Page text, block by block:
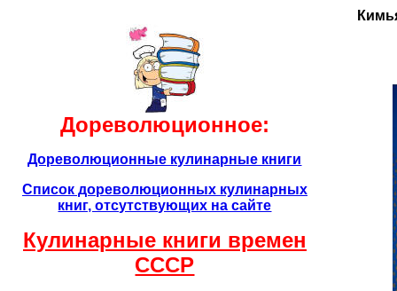
Дореволюционное:
Дореволюционные кулинарные книги
Список дореволюционных кулинарных
книг, отсутствующих на сайте
Кулинарные книги времен
CCCР